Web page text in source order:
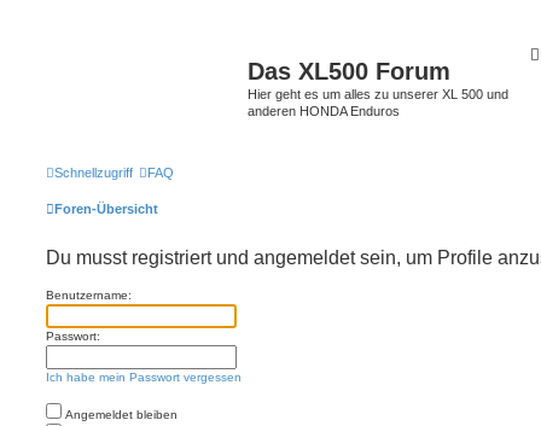
Das XL500 Forum
Hier geht es um alles zu unserer XL 500 und
anderen HONDA Enduros
Schnellzugriff FAQ
Foren-Übersicht
Du musst registriert und angemeldet sein, um Profile
Benutzername:
Passwort:
Ich habe mein Passwort vergessen
Angemeldet bleiben